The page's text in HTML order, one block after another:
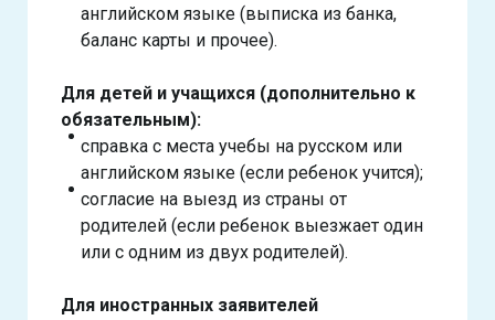
английском языке (выписка из банка,
баланс карты и прочее).
Для детей и учащихся (дополнительно к
обязательным):
справка с места учебы на русском или
английском языке (если ребенок учится);
согласие на выезд из страны от
родителей (если ребенок выезжает один
или с одним из двух родителей).
Для иностранных заявителей